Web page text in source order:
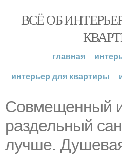
ВСЁ ОБ
главная
интерьер для квартиры
Совмещенный
раздельный
лучше.